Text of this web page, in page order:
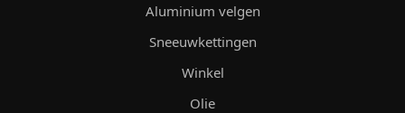
Aluminium velgen
Sneeuwkettingen
Winkel
Olie